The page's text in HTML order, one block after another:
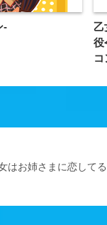
-
乙
役
コ
はお姉さまに恋して